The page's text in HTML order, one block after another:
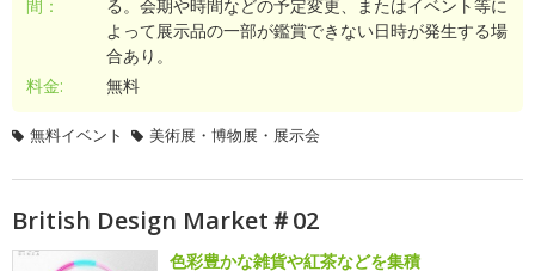
間：
る。会期や時間などの予定変更、またはイベント等に
よって展示品の一部が鑑賞できない日時が発生する場
合あり。
料金:
無料
無料イベント 美術展・博物展・展示会
British Design Market＃02
色彩豊かな雑貨や紅茶などを集積